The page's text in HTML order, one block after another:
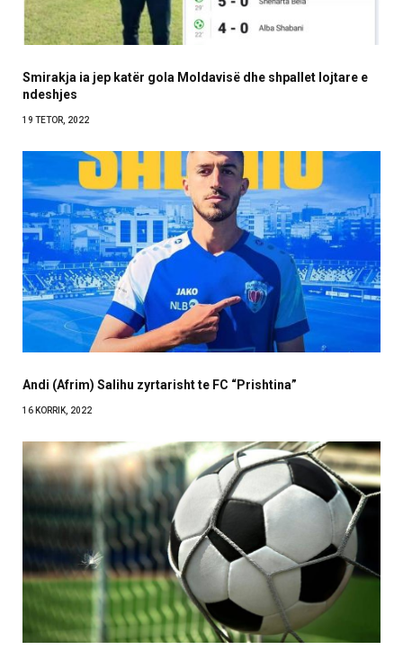
Smirakja ia jep katër gola Moldavisë dhe shpallet lojtare e
ndeshjes
19 TETOR, 2022
Andi (Afrim) Salihu zyrtarisht te FC “Prishtina”
16 KORRIK, 2022